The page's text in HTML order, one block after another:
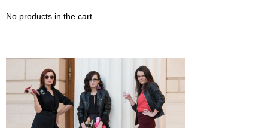
No products in the cart.